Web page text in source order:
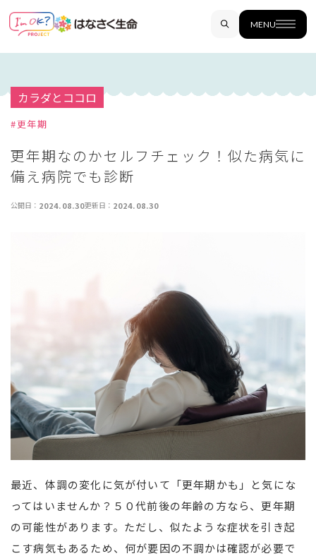
MENU
カラダとココロ
#更年期
更年期なのかセルフチェック！似た病気に
備え病院でも診断
公開日： 2024.08.30更新日： 2024.08.30
最近、体調の変化に気が付いて「更年期かも」と気にな
ってはいませんか？５０代前後の年齢の方なら、更年期
の可能性があります。ただし、似たような症状を引き起
こす病気もあるため、何が要因の不調かは確認が必要で